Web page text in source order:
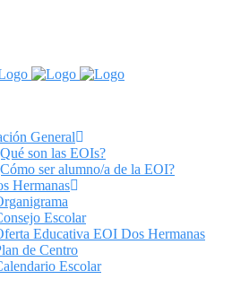
General
son las EOIs?
ser alumno/a de la EOI?
Hermanas
Escolar
Educativa EOI Dos Hermanas
de Centro
Escolar